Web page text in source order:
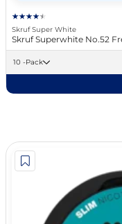
Skruf Super White
Skruf Superwhite No.52
10 -Pack